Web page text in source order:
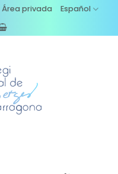
Área privada
Español